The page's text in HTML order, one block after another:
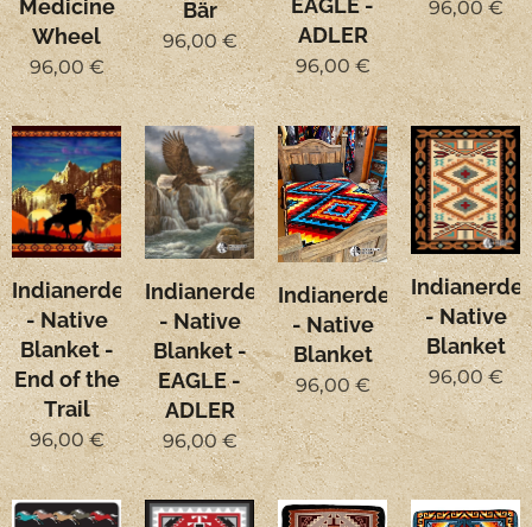
Medicine
Wheel
96,00€
Bär
96,00€
EAGLE -
ADLER
96,00€
96,00€
Indianerdecke
- Native
Blanket -
End of the
Trail
96,00€
Indianerdecke
- Native
Blanket -
EAGLE -
ADLER
96,00€
Indianerdecke
- Native
Blanket
96,00€
- Native
Blanket
96,00€